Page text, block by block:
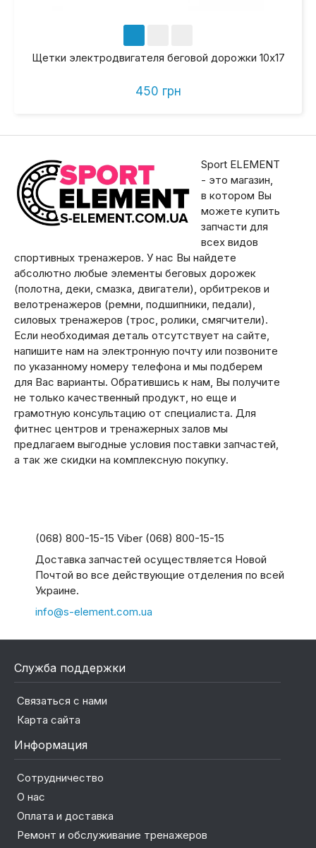
Щетки электродвигателя беговой дорожки 10х17
450 грн
Sport ELEMENT
- это магазин,
в котором Вы
можете купить
запчасти для
всех видов
спортивных тренажеров. У нас Вы найдете
абсолютно любые элементы беговых дорожек
(полотна, деки, смазка, двигатели), орбитреков и
велотренажеров (ремни, подшипники, педали),
силовых тренажеров (трос, ролики, смягчители).
Если необходимая деталь отсутствует на сайте,
напишите нам на электронную почту или позвоните
по указанному номеру телефона и мы подберем
для Вас варианты. Обратившись к нам, Вы получите
не только качественный продукт, но еще и
грамотную консультацию от специалиста. Для
фитнес центров и тренажерных залов мы
предлагаем выгодные условия поставки запчастей,
а так же скидки на комплексную покупку.
(068) 800-15-15 Viber (068) 800-15-15
Доставка запчастей осуществляется Новой
Почтой во все действующие отделения по всей
Украине.
info@s-element.com.ua
Служба поддержки
Связаться с нами
Карта сайта
Информация
Сотрудничество
О нас
Оплата и доставка
Ремонт и обслуживание тренажеров